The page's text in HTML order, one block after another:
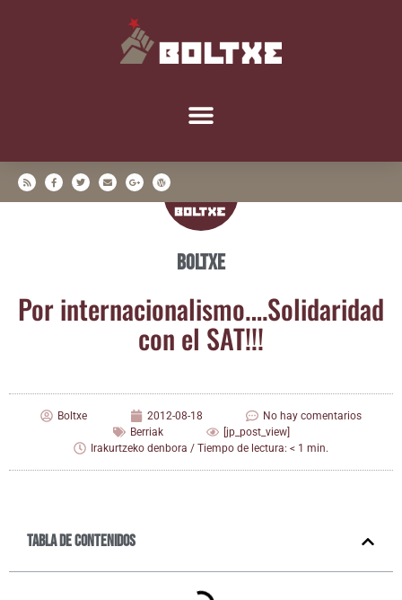
Boltxe
Por internacionalismo.…Solidaridad
con el SAT!!!
Boltxe 2012-08-18
No hay comentarios
Berriak
[jp_post_view]
Irakurtzeko denbora / Tiempo de lectura: < 1 min.
Tabla de contenidos